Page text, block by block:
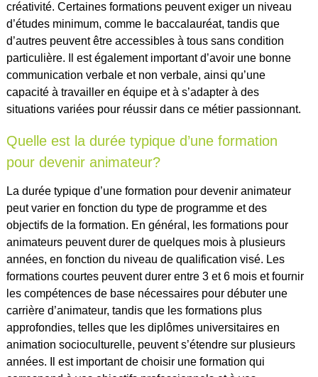
créativité. Certaines formations peuvent exiger un niveau
d’études minimum, comme le baccalauréat, tandis que
d’autres peuvent être accessibles à tous sans condition
particulière. Il est également important d’avoir une bonne
communication verbale et non verbale, ainsi qu’une
capacité à travailler en équipe et à s’adapter à des
situations variées pour réussir dans ce métier passionnant.
Quelle est la durée typique d’une formation
pour devenir animateur?
La durée typique d’une formation pour devenir animateur
peut varier en fonction du type de programme et des
objectifs de la formation. En général, les formations pour
animateurs peuvent durer de quelques mois à plusieurs
années, en fonction du niveau de qualification visé. Les
formations courtes peuvent durer entre 3 et 6 mois et fournir
les compétences de base nécessaires pour débuter une
carrière d’animateur, tandis que les formations plus
approfondies, telles que les diplômes universitaires en
animation socioculturelle, peuvent s’étendre sur plusieurs
années. Il est important de choisir une formation qui